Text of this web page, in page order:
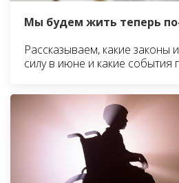
Мы будем жить теперь
Рассказываем, какие законы
силу в июне и какие события